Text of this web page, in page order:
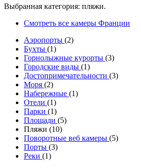
Выбранная категория: пляжи.
Смотреть все камеры Франции
Аэропорты (2)
Бухты (1)
Горнолыжные курорты (3)
Городские виды (1)
Достопримечательности (3)
Моря (2)
Набережные (1)
Отели (1)
Парки (1)
Площади (5)
Пляжи (10)
Поворотные веб камеры (5)
Порты (3)
Реки (1)